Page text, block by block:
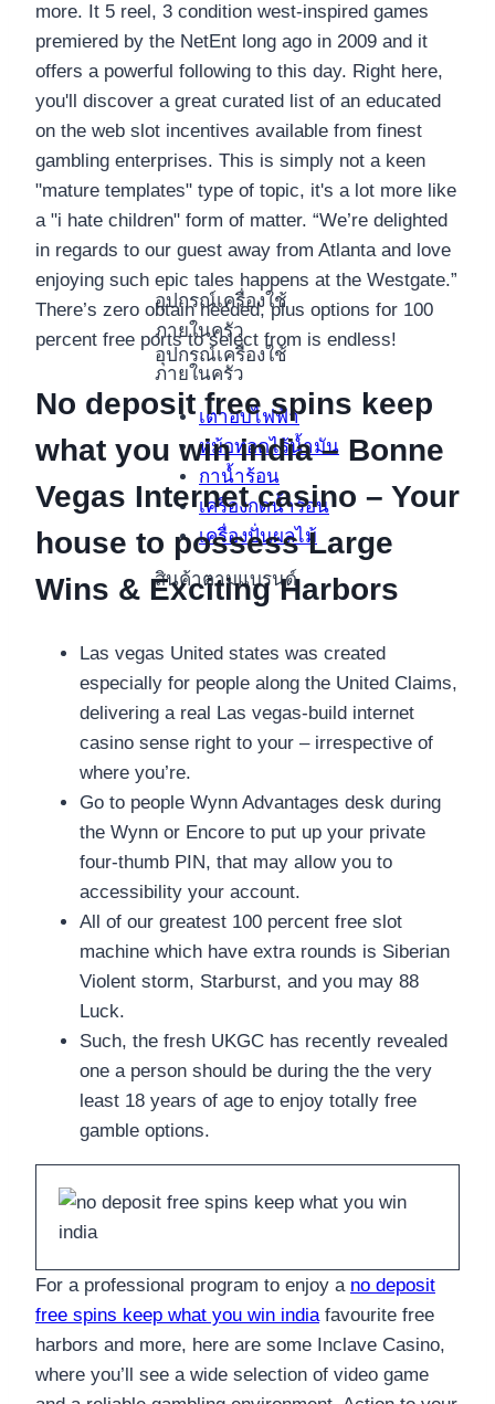
อุปกรณ์เครื่องใช้
ภายในครัว
อุปกรณ์เครื่องใช้
ภายในครัว
เตาอบไฟฟ้า
หม้อทอดไร้น้ำมัน
กาน้ำร้อน
เครื่องกดน้ำร้อน
เครื่องปั่นผลไม้
สินค้าตามแบรนด์
more. It 5 reel, 3 condition west-inspired games
premiered by the NetEnt long ago in 2009 and it
offers a powerful following to this day. Right here,
you'll discover a great curated list of an educated
on the web slot incentives available from finest
gambling enterprises. This is simply not a keen
"mature templates" type of topic, it's a lot more like
a "i hate children" form of matter. “We’re delighted
in regards to our guest away from Atlanta and love
enjoying such epic tales happens at the Westgate.”
There’s zero obtain needed, plus options for 100
percent free ports to select from is endless!
No deposit free spins keep
what you win india – Bonne
Vegas Internet casino – Your
house to possess Large
Wins & Exciting Harbors
Las vegas United states was created
especially for people along the United Claims,
delivering a real Las vegas-build internet
casino sense right to your – irrespective of
where you’re.
Go to people Wynn Advantages desk during
the Wynn or Encore to put up your private
four-thumb PIN, that may allow you to
accessibility your account.
All of our greatest 100 percent free slot
machine which have extra rounds is Siberian
Violent storm, Starburst, and you may 88
Luck.
Such, the fresh UKGC has recently revealed
one a person should be during the the very
least 18 years of age to enjoy totally free
gamble options.
For a professional program to enjoy a no deposit
free spins keep what you win indiafavourite free
harbors and more, here are some Inclave Casino,
where you’ll see a wide selection of video game